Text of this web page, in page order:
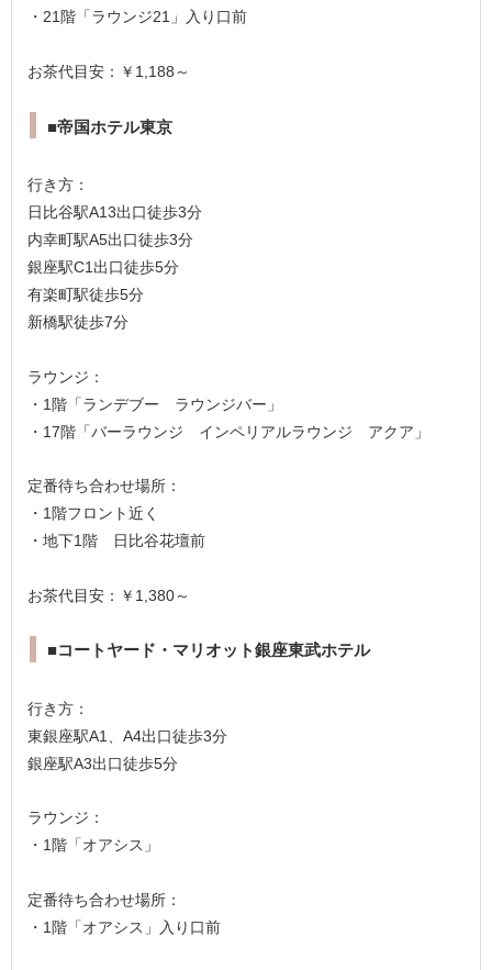
・21階「ラウンジ21」入り口前
お茶代目安：￥1,188～
■帝国ホテル東京
行き方：
日比谷駅A13出口徒歩3分
内幸町駅A5出口徒歩3分
銀座駅C1出口徒歩5分
有楽町駅徒歩5分
新橋駅徒歩7分
ラウンジ：
・1階「ランデブー ラウンジバー」
・17階「バーラウンジ インペリアルラウンジ アクア」
定番待ち合わせ場所：
・1階フロント近く
・地下1階 日比谷花壇前
お茶代目安：￥1,380～
■コートヤード・マリオット銀座東武ホテル
行き方：
東銀座駅A1、A4出口徒歩3分
銀座駅A3出口徒歩5分
ラウンジ：
・1階「オアシス」
定番待ち合わせ場所：
・1階「オアシス」入り口前